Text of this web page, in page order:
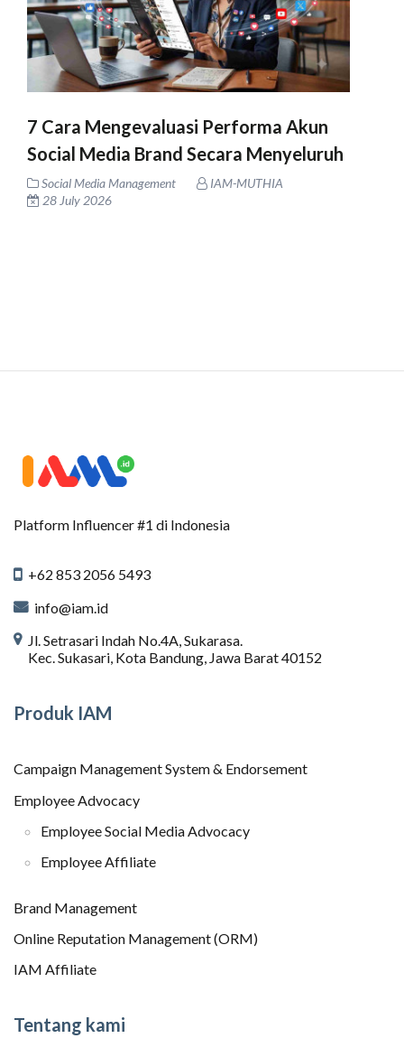
7 Cara Mengevaluasi Performa Akun
Social Media Brand Secara Menyeluruh
Social Media Management
IAM-MUTHIA
28 July 2026
Platform Influencer #1 di Indonesia
+62 853 2056 5493
info@iam.id
Jl. Setrasari Indah No.4A, Sukarasa.
Kec. Sukasari, Kota Bandung, Jawa Barat 40152
Produk IAM
Campaign Management System & Endorsement
Employee Advocacy
Employee Social Media Advocacy
Employee Affiliate
Brand Management
Online Reputation Management (ORM)
IAM Affiliate
Tentang kami